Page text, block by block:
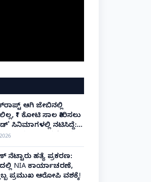
ಆಗಿ ಜೇಬಿನಲ್ಲಿ
₹1 ಕೋಟಿ ಸಾಲ ತೀರಿಸಲು
ಸಿನಿಮಾಗಳಲ್ಲಿ ನಟಿಸಿದ್ದೆ:
ಮುಖರ್ಜಿ ಕಣ್ಣೀರಿನ
ನೆಟ್ಟಾರು ಹತ್ಯೆ ಪ್ರಕರಣ:
NIA ಕಾರ್ಯಾಚರಣೆ,
ಪ್ರಮುಖ ಆರೋಪಿ ವಶಕ್ಕೆ!